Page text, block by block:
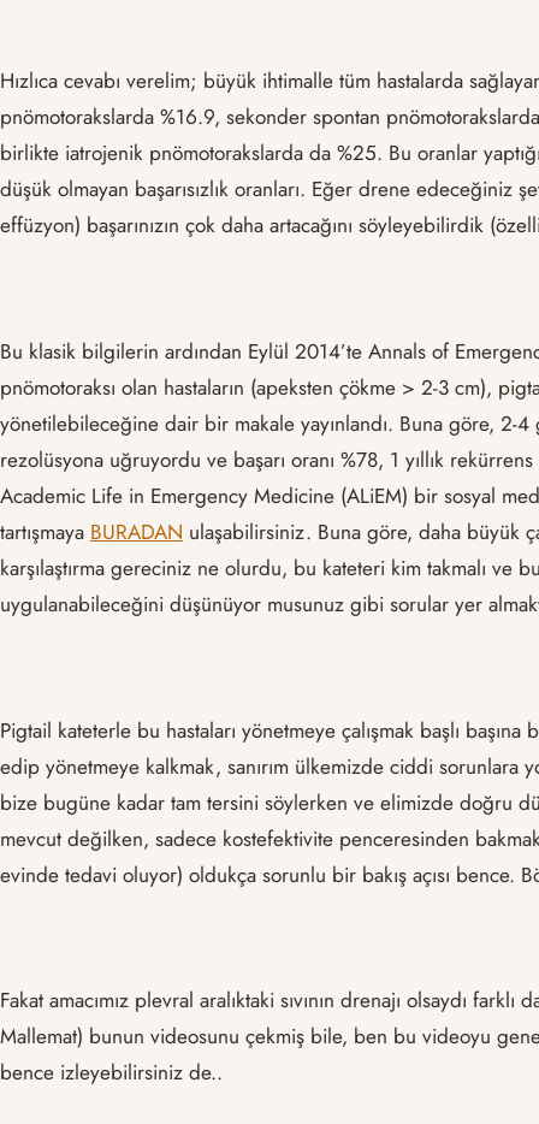
Hızlıca cevabı verelim; büyük ihtimalle tüm hastalarda
pnömotorakslarda %16.9, sekonder spontan
birlikte iatrojenik pnömotorakslarda da %25. Bu oranlar
düşük olmayan başarısızlık oranları. Eğer drene edeceğiniz
effüzyon) başarınızın çok daha artacağını söyleyebilirdik
Bu klasik bilgilerin ardından Eylül 2014’te Annals of
pnömotoraksı olan hastaların (apeksten çökme > 2-3 cm),
yönetilebileceğine dair bir makale yayınlandı. Buna göre, 2-
rezolüsyona uğruyordu ve başarı oranı %78, 1 yıllık
Academic Life in Emergency Medicine (ALiEM) bir sosyal
tartışmaya BURADAN ulaşabilirsiniz. Buna göre, daha büyük
karşılaştırma gereciniz ne olurdu, bu kateteri kim takmalı ve
uygulanabileceğini düşünüyor musunuz gibi sorular yer
Pigtail kateterle bu hastaları yönetmeye çalışmak başlı
edip yönetmeye kalkmak, sanırım ülkemizde ciddi sorunlara
bize bugüne kadar tam tersini söylerken ve elimizde doğru
mevcut değilken, sadece kostefektivite penceresinden
evinde tedavi oluyor) oldukça sorunlu bir bakış açısı bence.
Fakat amacımız plevral aralıktaki sıvının drenajı olsaydı
Mallemat) bunun videosunu çekmiş bile, ben bu videoyu
bence izleyebilirsiniz de..